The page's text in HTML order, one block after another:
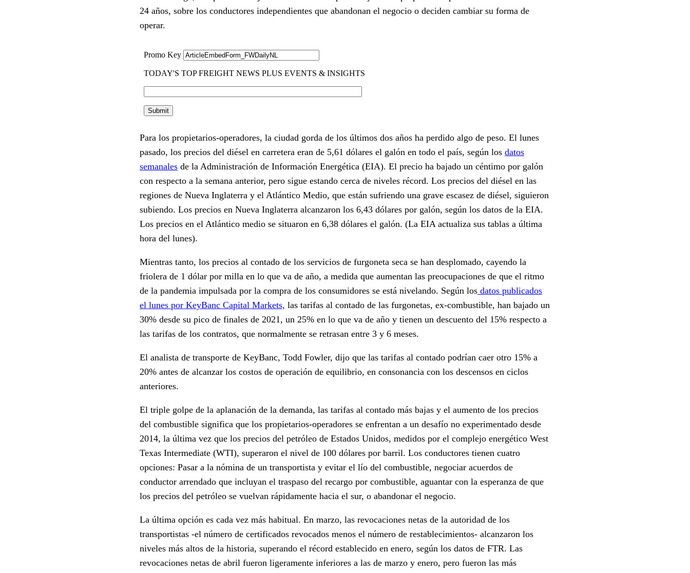
24 años, sobre los conductores independientes que abandonan el negocio o deciden cambiar su forma de
operar.
Para los propietarios-operadores, la ciudad gorda de los últimos dos años ha perdido algo de peso. El lunes
pasado, los precios del diésel en carretera eran de 5,61 dólares el galón en todo el país, según los datos
semanales de la Administración de Información Energética (EIA). El precio ha bajado un céntimo por galón
con respecto a la semana anterior, pero sigue estando cerca de niveles récord. Los precios del diésel en las
regiones de Nueva Inglaterra y el Atlántico Medio, que están sufriendo una grave escasez de diésel, siguieron
subiendo. Los precios en Nueva Inglaterra alcanzaron los 6,43 dólares por galón, según los datos de la EIA.
Los precios en el Atlántico medio se situaron en 6,38 dólares el galón. (La EIA actualiza sus tablas a última
hora del lunes).
Mientras tanto, los precios al contado de los servicios de furgoneta seca se han desplomado, cayendo la
friolera de 1 dólar por milla en lo que va de año, a medida que aumentan las preocupaciones de que el ritmo
de la pandemia impulsada por la compra de los consumidores se está nivelando. Según los datos publicados
el lunes por KeyBanc Capital Markets, las tarifas al contado de las furgonetas, ex-combustible, han bajado un
30% desde su pico de finales de 2021, un 25% en lo que va de año y tienen un descuento del 15% respecto a
las tarifas de los contratos, que normalmente se retrasan entre 3 y 6 meses.
El analista de transporte de KeyBanc, Todd Fowler, dijo que las tarifas al contado podrían caer otro 15% a
20% antes de alcanzar los costos de operación de equilibrio, en consonancia con los descensos en ciclos
anteriores.
El triple golpe de la aplanación de la demanda, las tarifas al contado más bajas y el aumento de los precios
del combustible significa que los propietarios-operadores se enfrentan a un desafío no experimentado desde
2014, la última vez que los precios del petróleo de Estados Unidos, medidos por el complejo energético West
Texas Intermediate (WTI), superaron el nivel de 100 dólares por barril. Los conductores tienen cuatro
opciones: Pasar a la nómina de un transportista y evitar el lío del combustible, negociar acuerdos de
conductor arrendado que incluyan el traspaso del recargo por combustible, aguantar con la esperanza de que
los precios del petróleo se vuelvan rápidamente hacia el sur, o abandonar el negocio.
La última opción es cada vez más habitual. En marzo, las revocaciones netas de la autoridad de los
transportistas -el número de certificados revocados menos el número de restablecimientos- alcanzaron los
niveles más altos de la historia, superando el récord establecido en enero, según los datos de FTR. Las
revocaciones netas de abril fueron ligeramente inferiores a las de marzo y enero, pero fueron las más